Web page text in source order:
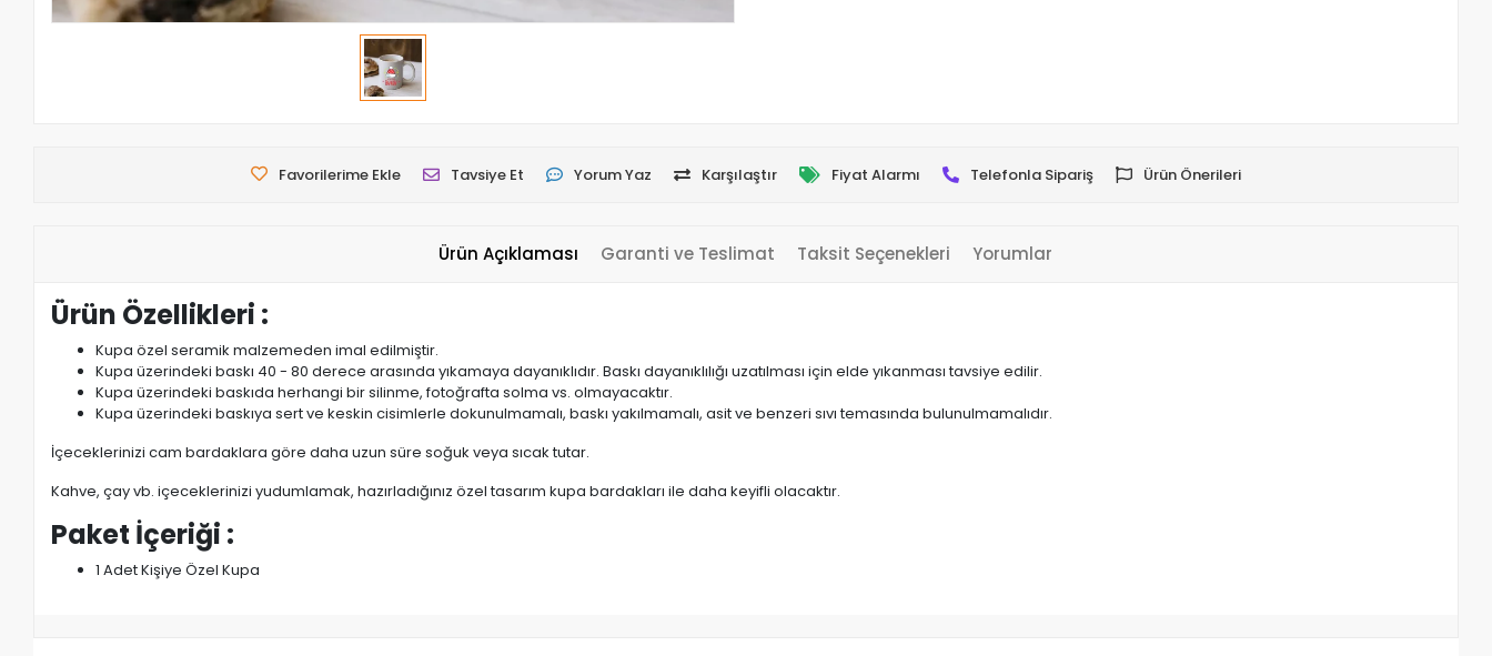
Favorilerime Ekle Tavsiye Et Yorum Yaz Karşılaştır Fiyat Alarmı Telefonla Sipariş Ürün Önerileri
Ürün Açıklaması Garanti ve Teslimat Taksit Seçenekleri Yorumlar
Ürün Özellikleri :
Kupa özel seramik malzemeden imal edilmiştir.
Kupa üzerindeki baskı 40 - 80 derece arasında yıkamaya dayanıklıdır. Baskı dayanıklılığı uzatılması için elde yıkanması tavsiye edilir.
Kupa üzerindeki baskıda herhangi bir silinme, fotoğrafta solma vs. olmayacaktır.
Kupa üzerindeki baskıya sert ve keskin cisimlerle dokunulmamalı, baskı yakılmamalı, asit ve benzeri sıvı temasında bulunulmamalıdır.
İçeceklerinizi cam bardaklara göre daha uzun süre soğuk veya sıcak tutar.
Kahve, çay vb. içeceklerinizi yudumlamak, hazırladığınız özel tasarım kupa bardakları ile daha keyifli olacaktır.
Paket İçeriği :
1 Adet Kişiye Özel Kupa